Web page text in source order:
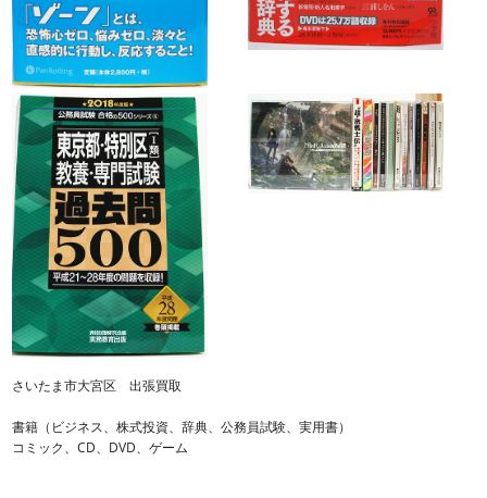
さいたま市大宮区 出張買取
書籍（ビジネス、株式投資、辞典、公務員試験、実用書）
コミック、CD、DVD、ゲーム